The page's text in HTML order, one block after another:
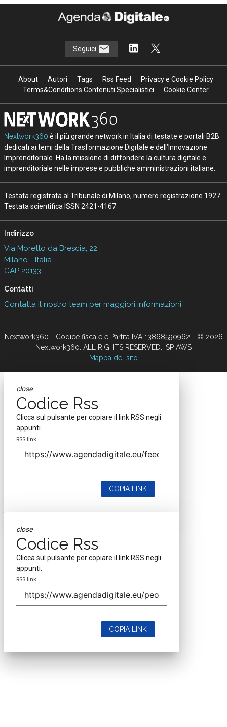
Seguici
About Autori Tags Rss Feed
Privacy e Cookie Policy
Terms&Conditions Contenuti Specialistici
Cookie Center
Nextwork360 è il più grande network in Italia di testate e portali B2B
dedicati ai temi della Trasformazione Digitale e dell’Innovazione
Imprenditoriale. Ha la missione di diffondere la cultura digitale e
imprenditoriale nelle imprese e pubbliche amministrazioni italiane.
Testata registrata al Tribunale di Milano, numero registrazione 1927.
Testata scientifica ISSN 2421-4167
Indirizzo
Via Moretto da Brescia, 22
Milano - Italia
CAP 20133
Contatti
Contatta il nostro team per maggiori informazioni
Nextwork360 - Codice fiscale e Partita IVA 13868590962 - © 2026
Nextwork360. ALL RIGHTS RESERVED. ISP AWS
Mappa del sito
close
Codice Rss
Clicca sul pulsante per copiare il link RSS negli
appunti.
RSS link
COPIA LINK
close
Codice Rss
Clicca sul pulsante per copiare il link RSS negli
appunti.
RSS link
COPIA LINK